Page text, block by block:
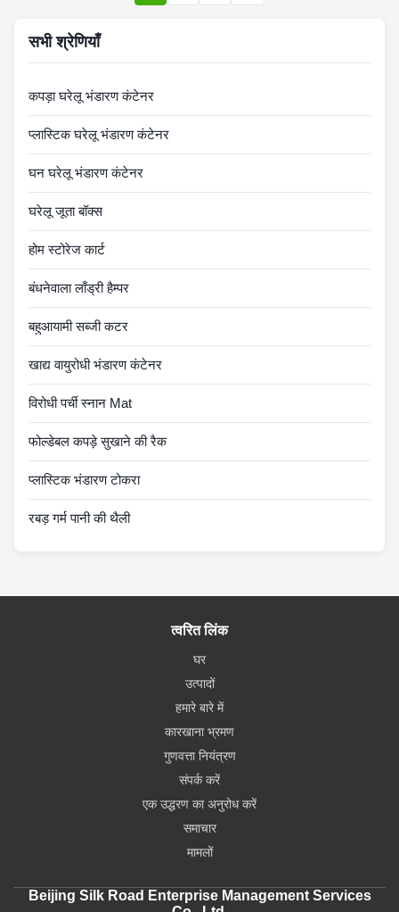
सभी श्रेणियाँ
कपड़ा घरेलू भंडारण कंटेनर
प्लास्टिक घरेलू भंडारण कंटेनर
घन घरेलू भंडारण कंटेनर
घरेलू जूता बॉक्स
होम स्टोरेज कार्ट
बंधनेवाला लाँड्री हैम्पर
बहुआयामी सब्जी कटर
खाद्य वायुरोधी भंडारण कंटेनर
विरोधी पर्ची स्नान Mat
फोल्डेबल कपड़े सुखाने की रैक
प्लास्टिक भंडारण टोकरा
रबड़ गर्म पानी की थैली
त्वरित लिंक
घर
उत्पादों
हमारे बारे में
कारखाना भ्रमण
गुणवत्ता नियंत्रण
संपर्क करें
एक उद्धरण का अनुरोध करें
समाचार
मामलों
Beijing Silk Road Enterprise Management Services